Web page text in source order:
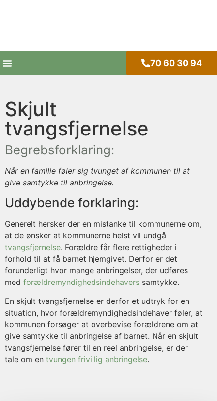
70 60 30 94
Skjult
tvangsfjernelse
Begrebsforklaring:
Når en familie føler sig tvunget af kommunen til at
give samtykke til anbringelse.
Uddybende forklaring:
Generelt hersker der en mistanke til kommunerne om,
at de ønsker at kommunerne helst vil undgå
tvangsfjernelse. Forældre får flere rettigheder i
forhold til at få barnet hjemgivet. Derfor er det
forunderligt hvor mange anbringelser, der udføres
med forældremyndighedsindehavers samtykke.
En skjult tvangsfjernelse er derfor et udtryk for en
situation, hvor forældremyndighedsindehaver føler, at
kommunen forsøger at overbevise forældrene om at
give samtykke til anbringelse af barnet. Når en skjult
tvangsfjernelse fører til en reel anbringelse, er der
tale om en tvungen frivillig anbringelse.